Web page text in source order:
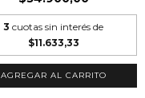
3 cuotas sin interés de
$11.633,33
AGREGAR AL CARRITO